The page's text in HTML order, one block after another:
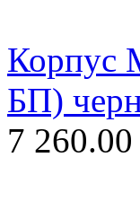
Корпус
БП)
7 260.00